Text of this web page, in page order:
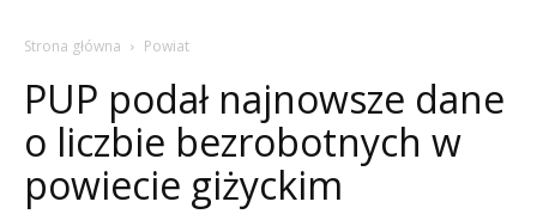
Strona główna Powiat
PUP podał najnowsze dane
o liczbie bezrobotnych w
powiecie giżyckim